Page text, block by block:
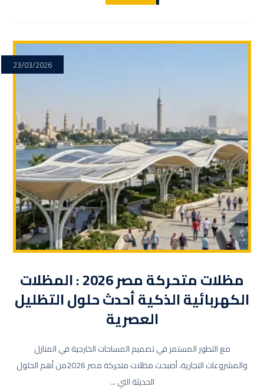
مظلات متحركة مصر 2026 : المظلات
الكهربائية الذكية أحدث حلول التظليل
العصرية
23/03/2026
مع التطور المستمر في تصميم المساحات الخارجية في المنازل
والمشروعات التجارية، أصبحت مظلات متحركة مصر 2026من أهم الحلول
الحديثة التي ...